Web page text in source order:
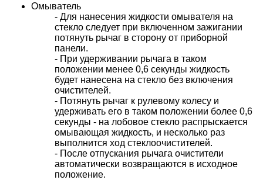
Омыватель
- Для нанесения жидкости омывателя на
стекло следует при включенном зажигании
потянуть рычаг в сторону от приборной
панели.
- При удерживании рычага в таком
положении менее 0,6 секунды жидкость
будет нанесена на стекло без включения
очистителей.
- Потянуть рычаг к рулевому колесу и
удерживать его в таком положении более 0,6
секунды - на лобовое стекло распрыскается
омывающая жидкость, и несколько раз
выполнится ход стеклоочистителей.
- После отпускания рычага очистители
автоматически возвращаются в исходное
положение.